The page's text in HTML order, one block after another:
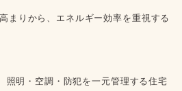
まりから、エネルギー効率を重視する
明・空調・防犯を一元管理する住宅